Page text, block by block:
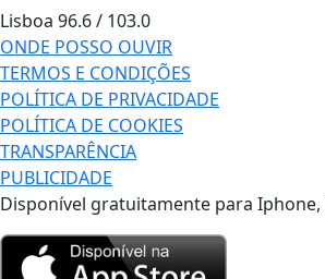
Lisboa 96.6 / 103.0
ONDE POSSO OUVIR
TERMOS E CONDIÇÕES
POLÍTICA DE PRIVACIDADE
POLÍTICA DE COOKIES
TRANSPARÊNCIA
PUBLICIDADE
Disponível gratuitamente para